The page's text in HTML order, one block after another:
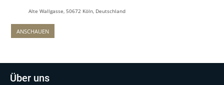
Alte Wallgasse, 50672 Köln, Deutschland
ANSCHAUEN
Über uns